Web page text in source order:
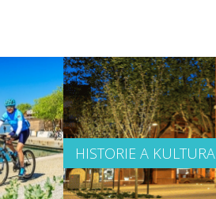
HISTORIE A KULTURA